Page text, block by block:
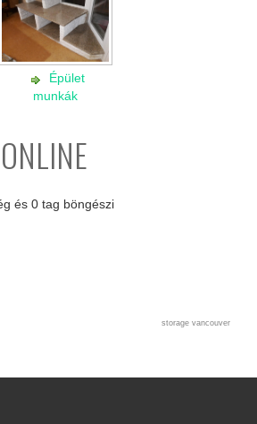
Épület
munkák
és 0 tag böngészi
storage vancouver